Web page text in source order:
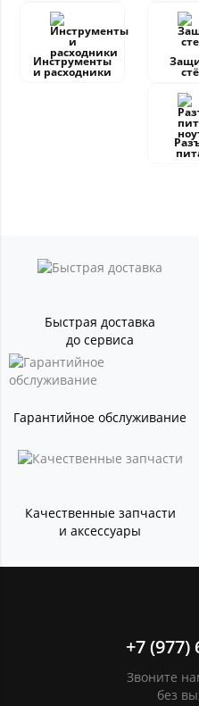
Инструменты
и расходники
Быстрая доставка
до сервиса
Гарантийное обслуживание
Качественные запчасти
и аксессуары
+7 (977)
Звоните
без